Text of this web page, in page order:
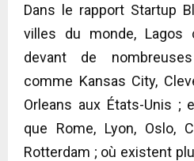
Dans le rapport Startup
villes du monde, Lagos
devant de
comme Kansas City,
Orleans aux États-Unis ;
que Rome, Lyon, Oslo,
Rotterdam ; où existent